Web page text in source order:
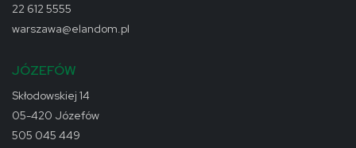
22 612 5555
warszawa@elandom.pl
JÓZEFÓW
Skłodowskiej 14
05-420 Józefów
505 045 449